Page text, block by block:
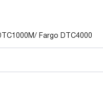
Fargo DTC4000